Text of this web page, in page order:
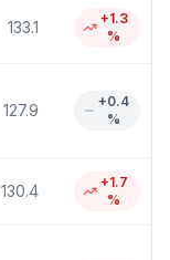
133.1 +1.3
%
127.9 +0.4
%
130.4 +1.7
%